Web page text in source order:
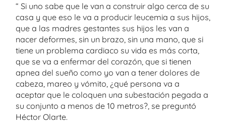
“ Si uno sabe que le van a construir algo cerca de su
casa y que eso le va a producir leucemia a sus hijos,
que a las madres gestantes sus hijos les van a
nacer deformes, sin un brazo, sin una mano, que si
tiene un problema cardiaco su vida es más corta,
que se va a enfermar del corazón, que si tienen
apnea del sueño como yo van a tener dolores de
cabeza, mareo y vómito, ¿qué persona va a
aceptar que le coloquen una subestación pegada a
su conjunto a menos de 10 metros?, se preguntó
Héctor Olarte.